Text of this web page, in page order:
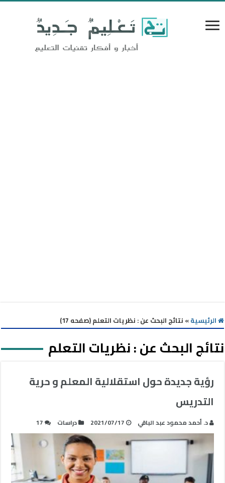
الرئيسية» نتائج البحث عن : نظريات التعلم (صفحه 17)
نتائج البحث عن :نظريات التعلم
رؤية جديدة حول استقلالية المعلم و حرية
التدريس
د. أحمد محمود عبد الباقي 2021/07/17 دراسات 17